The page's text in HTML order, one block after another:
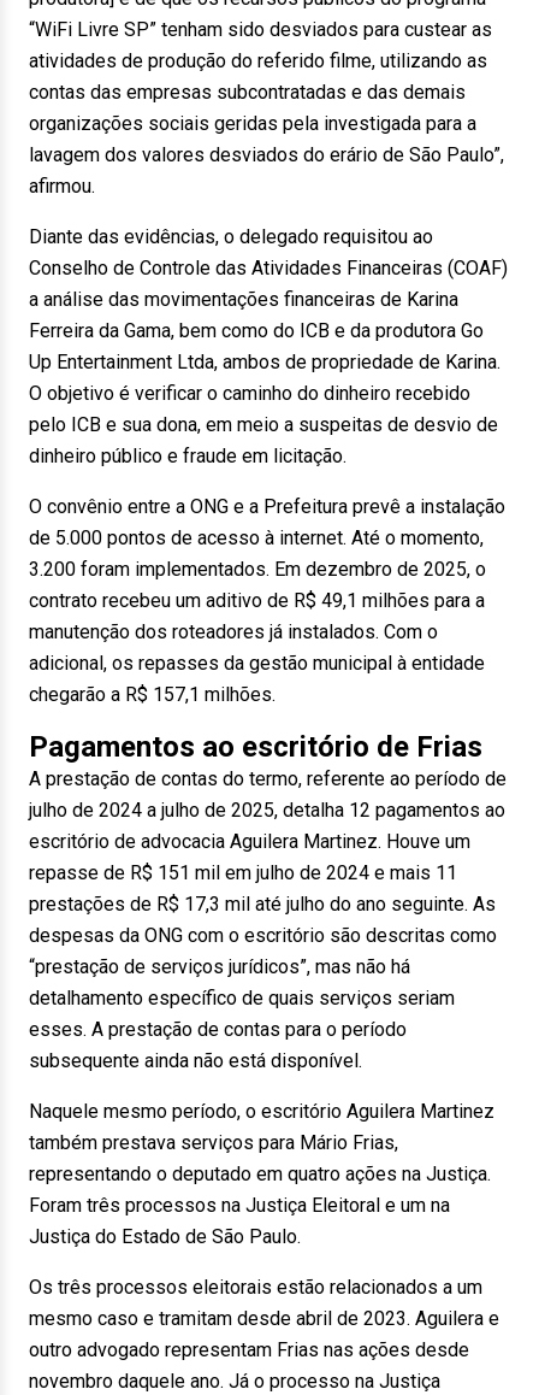
“WiFi Livre SP” tenham sido desviados para custear as
atividades de produção do referido filme, utilizando as
contas das empresas subcontratadas e das demais
organizações sociais geridas pela investigada para a
lavagem dos valores desviados do erário de São Paulo”,
afirmou.
Diante das evidências, o delegado requisitou ao
Conselho de Controle das Atividades Financeiras (COAF)
a análise das movimentações financeiras de Karina
Ferreira da Gama, bem como do ICB e da produtora Go
Up Entertainment Ltda, ambos de propriedade de Karina.
O objetivo é verificar o caminho do dinheiro recebido
pelo ICB e sua dona, em meio a suspeitas de desvio de
dinheiro público e fraude em licitação.
O convênio entre a ONG e a Prefeitura prevê a instalação
de 5.000 pontos de acesso à internet. Até o momento,
3.200 foram implementados. Em dezembro de 2025, o
contrato recebeu um aditivo de R$ 49,1 milhões para a
manutenção dos roteadores já instalados. Com o
adicional, os repasses da gestão municipal à entidade
chegarão a R$ 157,1 milhões.
Pagamentos ao escritório de Frias
A prestação de contas do termo, referente ao período de
julho de 2024 a julho de 2025, detalha 12 pagamentos ao
escritório de advocacia Aguilera Martinez. Houve um
repasse de R$ 151 mil em julho de 2024 e mais 11
prestações de R$ 17,3 mil até julho do ano seguinte. As
despesas da ONG com o escritório são descritas como
“prestação de serviços jurídicos”, mas não há
detalhamento específico de quais serviços seriam
esses. A prestação de contas para o período
subsequente ainda não está disponível.
Naquele mesmo período, o escritório Aguilera Martinez
também prestava serviços para Mário Frias,
representando o deputado em quatro ações na Justiça.
Foram três processos na Justiça Eleitoral e um na
Justiça do Estado de São Paulo.
Os três processos eleitorais estão relacionados a um
mesmo caso e tramitam desde abril de 2023. Aguilera e
outro advogado representam Frias nas ações desde
novembro daquele ano. Já o processo na Justiça